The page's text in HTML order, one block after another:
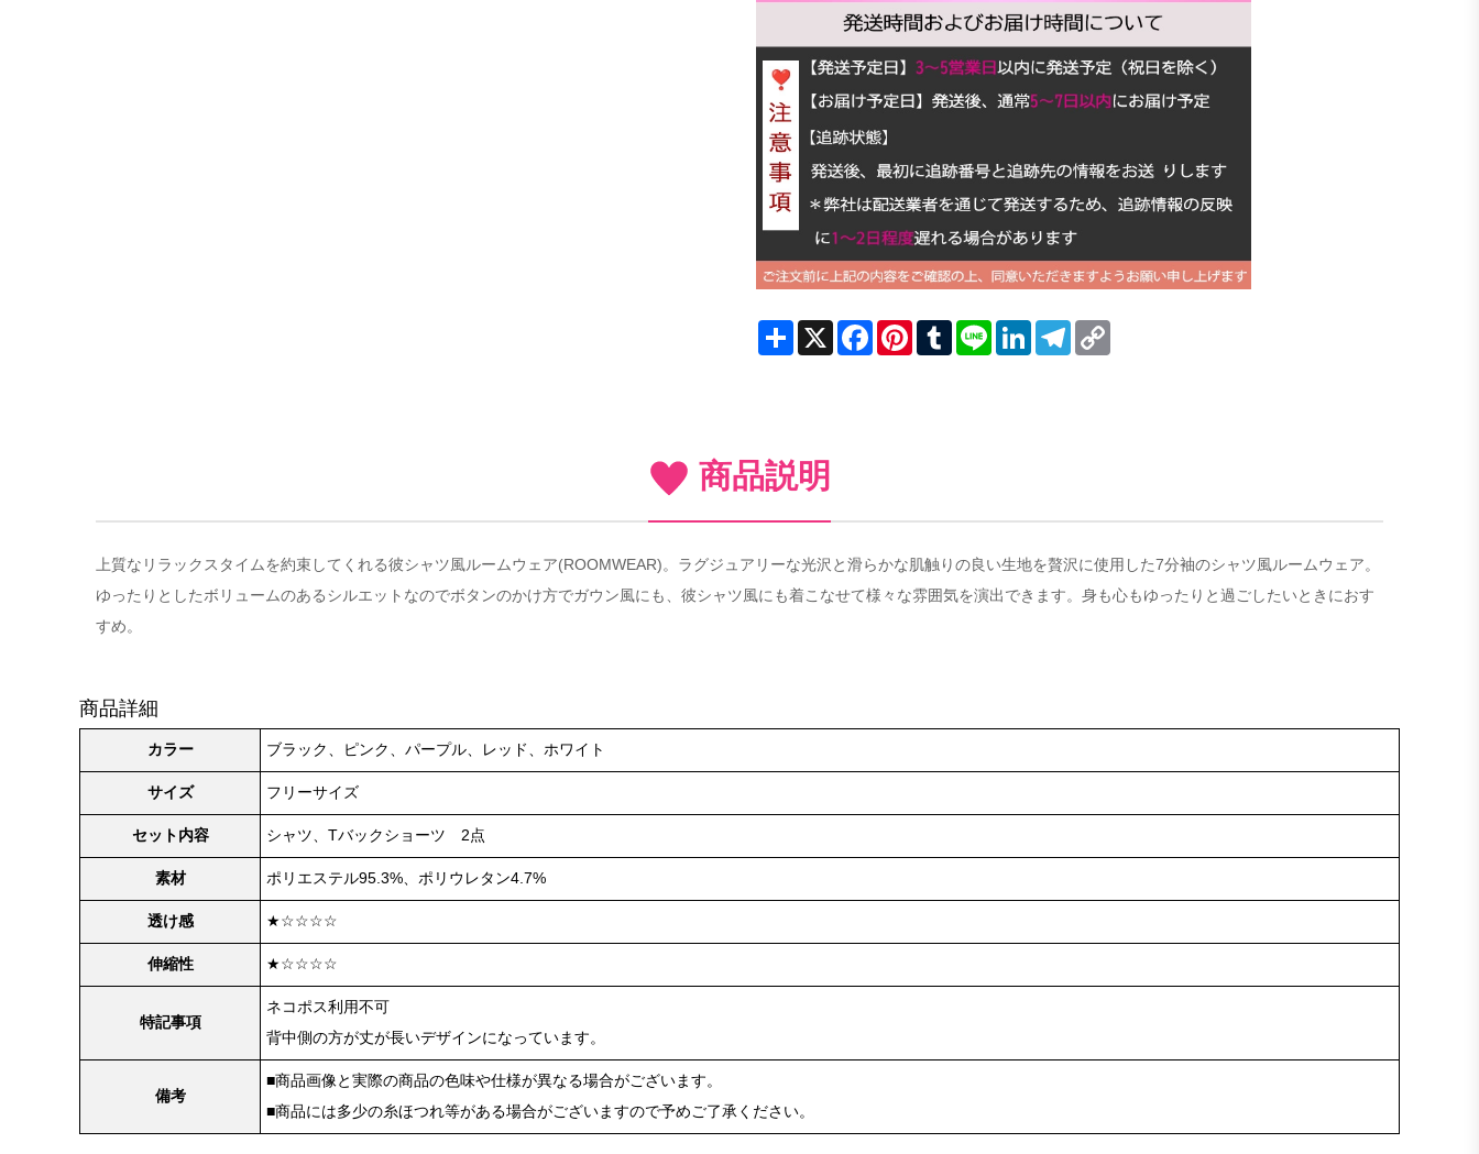
ShareX FacebookPinterestTumblrLine LinkedInTelegram
商品説明
上質なリラックスタイムを約束してくれる彼シャツ風ルームウェア(ROOMWEAR)。ラグジュアリーな光沢と滑らかな肌触りの良い生地を贅沢に使用した7分袖のシャツ風ルームウェア。
ゆったりとしたボリュームのあるシルエットなのでボタンのかけ方でガウン風にも、彼シャツ風にも着こなせて様々な雰囲気を演出できます。身も心もゆったりと過ごしたいときにおす
すめ。
商品詳細
カラー ブラック、ピンク、パープル、レッド、ホワイト
サイズ フリーサイズ
セット内容 シャツ、Tバックショーツ 2点
素材 ポリエステル95.3%、ポリウレタン4.7%
透け感 ★☆☆☆☆
伸縮性 ★☆☆☆☆
特記事項
ネコポス利用不可
背中側の方が丈が長いデザインになっています。
備考
■商品画像と実際の商品の色味や仕様が異なる場合がございます。
■商品には多少の糸ほつれ等がある場合がございますので予めご了承ください。